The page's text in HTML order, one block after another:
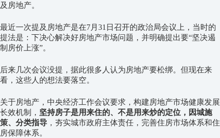
及房地产。
最近一次提及房地产是在7月31日召开的政治局会议上，当时的
提法是：下决心解决好房地产市场问题，并明确提出要“坚决遏
制房价上涨”。
后来几次会议没提，据此很多人认为房地产要松绑。但现在来
看，这些人的想法要落空。
关于房地产，中央经济工作会议要求，构建房地产市场健康发展
长效机制， 坚持房子是用来住的、不是用来炒的定位，因城施
策、分类指导 ，夯实城市政府主体责任，完善住房市场体系和住
房保障体系。